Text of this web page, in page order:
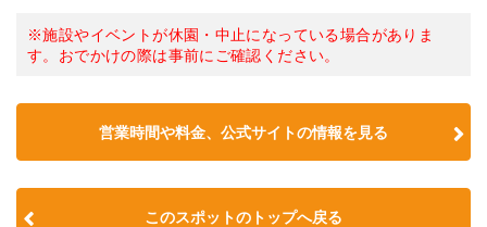
※施設やイベントが休園・中止になっている場合がありま
す。おでかけの際は事前にご確認ください。
営業時間や料金、公式サイトの情報を見る
このスポットのトップへ戻る